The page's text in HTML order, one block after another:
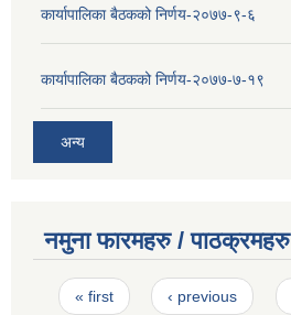
कार्यापालिका बैठकको निर्णय-२०७७-९-६
कार्यापालिका बैठकको निर्णय-२०७७-७-१९
अन्य
नमुना फारमहरु / पाठक्रमहरु
Pages
« first ‹ previous